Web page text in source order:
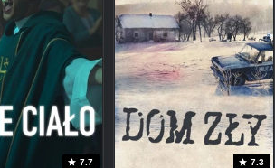
7.7 7.3